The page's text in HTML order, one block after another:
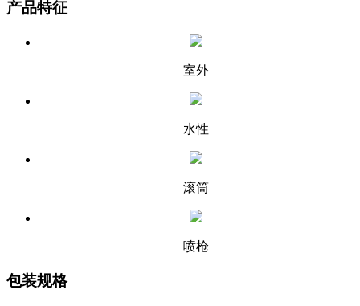
产品特征
室外
水性
滚筒
喷枪
包装规格